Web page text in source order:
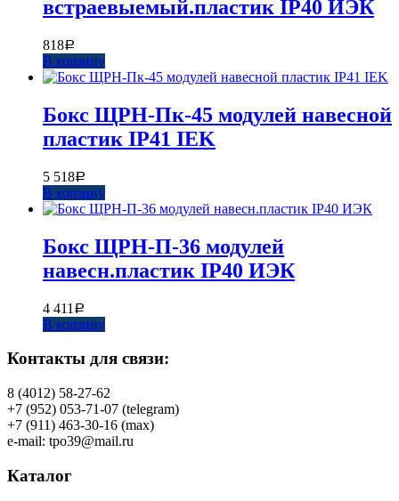
встраевыемый.пластик IP40 ИЭК
818Р
В корзину
Бокс ЩРН-Пк-45 модулей навесной
пластик IP41 IEK
5 518Р
В корзину
Бокс ЩРН-П-36 модулей
навесн.пластик IP40 ИЭК
4 411 Р
В корзину
Контакты для связи:
8 (4012) 58-27-62
+7 (952) 053-71-07 (telegram)
+7 (911) 463-30-16 (max)
e-mail: tpo39@mail.ru
Каталог